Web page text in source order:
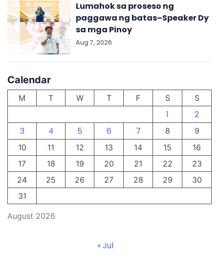
Lumahok sa proseso ng
paggawa ng batas–Speaker Dy
sa mga Pinoy
Aug 7, 2026
Calendar
August 2026
M T W T F S S
1
2
3
4 5 6 7 8
9
10
11 12 13 14 15
16
17
18 19 20 21 22
23
24
25 26 27 28 29
30
31
« Jul